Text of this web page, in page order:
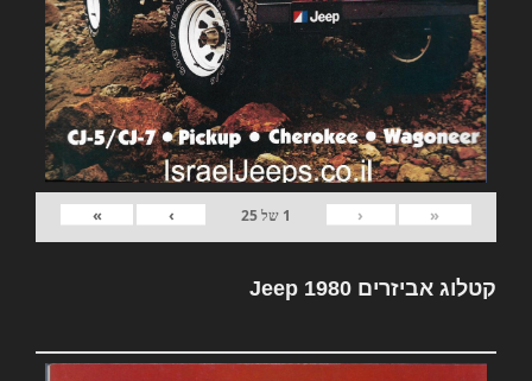
«
‹
1 של25
›
»
קטלוג אביזרים Jeep 1980